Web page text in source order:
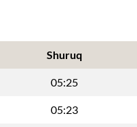
Shuruq
05:25
05:23